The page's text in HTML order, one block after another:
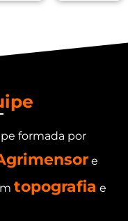
formada por
e
topografia e